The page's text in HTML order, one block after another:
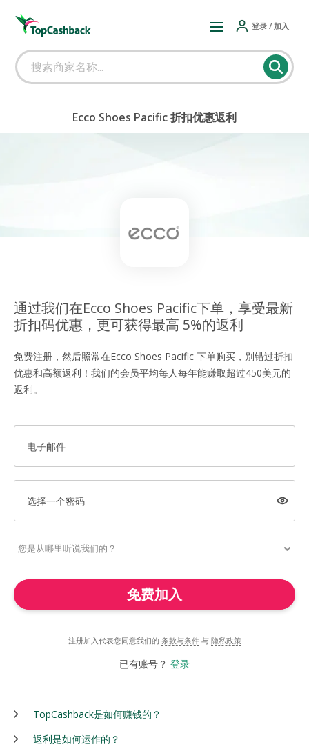
登录 / 加入
Ecco Shoes Pacific 折扣优惠返利
通过我们在Ecco Shoes Pacific下单，享受最新
折扣码优惠，更可获得最高 5%的返利
免费注册，然后照常在Ecco Shoes Pacific 下单购买，别错过折扣
优惠和高额返利！我们的会员平均每人每年能赚取超过450美元的
返利。
电子邮件
选择一个密码
免费加入
注册加入代表您同意我们的 条款与条件 与 隐私政策
已有账号？ 登录
TopCashback是如何赚钱的？
返利是如何运作的？